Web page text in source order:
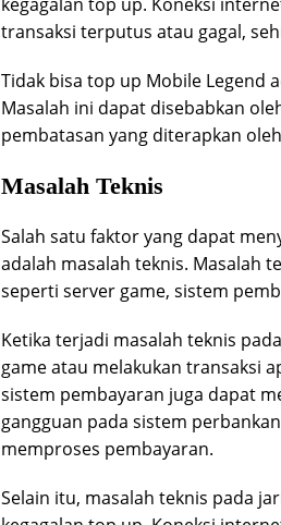
transaksi terputus atau gagal,
Tidak bisa top up Mobile Legend
Masalah ini dapat disebabkan
pembatasan yang diterapkan
Masalah Teknis
Salah satu faktor yang dapat
adalah masalah teknis. Masalah
seperti server game, sistem
Ketika terjadi masalah teknis
game atau melakukan transaksi
sistem pembayaran juga dapat
gangguan pada sistem
memproses pembayaran.
Selain itu, masalah teknis pada